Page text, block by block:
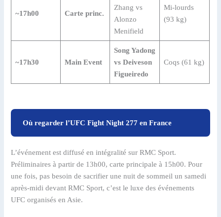
~17h00 Carte princ.
Zhang vs
Alonzo
Menifield
Mi-lourds
(93 kg)
~17h30 Main Event
Song Yadong
vs Deiveson
Figueiredo
Coqs (61 kg)
Où regarder l’UFC Fight Night 277 en France
L’événement est diffusé en intégralité sur RMC Sport.
Préliminaires à partir de 13h00, carte principale à 15h00. Pour
une fois, pas besoin de sacrifier une nuit de sommeil un samedi
après-midi devant RMC Sport, c’est le luxe des événements
UFC organisés en Asie.